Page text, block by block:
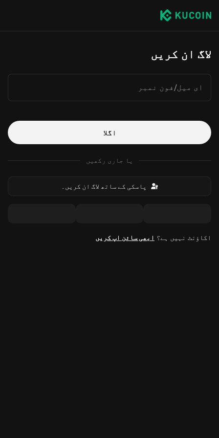
لاگ ان کریں
ای میل/فون نمبر
اگلا
یا جاری رکھیں
پاسکی کے ساتھ لاگ ان کریں۔
اکاؤنٹ نہیں ہے؟ ابھی سائن اپ کریں